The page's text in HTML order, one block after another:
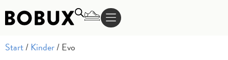
Start/Kinder/ Evo